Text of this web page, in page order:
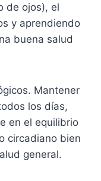
de ojos), el
y aprendiendo
buena salud
Mantener
los días,
en el equilibrio
circadiano bien
general.